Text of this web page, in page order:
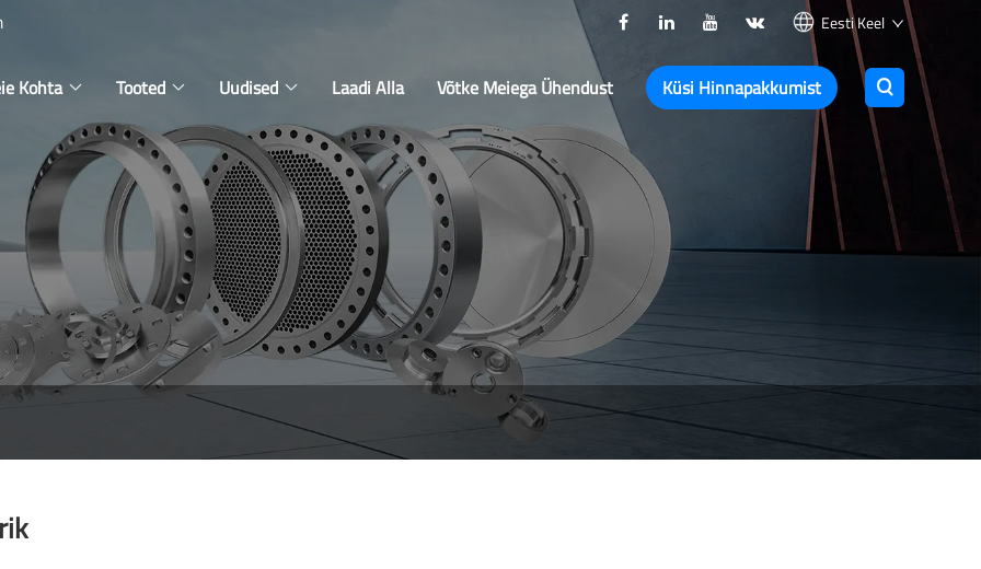
Eesti Keel
Kohta Tooted Uudised Laadi Alla Võtke Meiega Ühendust Küsi Hinnapakkumist